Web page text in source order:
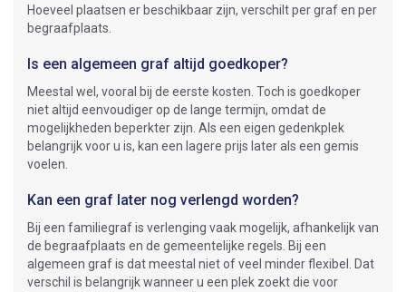
Hoeveel plaatsen er beschikbaar zijn, verschilt per graf en per
begraafplaats.
Is een algemeen graf altijd goedkoper?
Meestal wel, vooral bij de eerste kosten. Toch is goedkoper
niet altijd eenvoudiger op de lange termijn, omdat de
mogelijkheden beperkter zijn. Als een eigen gedenkplek
belangrijk voor u is, kan een lagere prijs later als een gemis
voelen.
Kan een graf later nog verlengd worden?
Bij een familiegraf is verlenging vaak mogelijk, afhankelijk van
de begraafplaats en de gemeentelijke regels. Bij een
algemeen graf is dat meestal niet of veel minder flexibel. Dat
verschil is belangrijk wanneer u een plek zoekt die voor